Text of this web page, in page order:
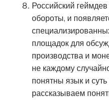
Российский
обороты, и
площадок для
производства и
не каждому
понятны язык и
рассказываем